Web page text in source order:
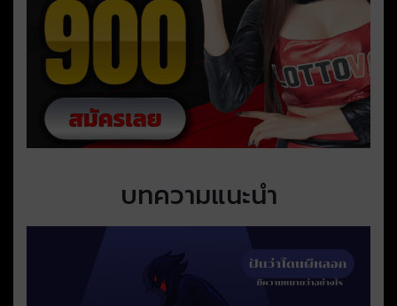
บทความแนะนำ